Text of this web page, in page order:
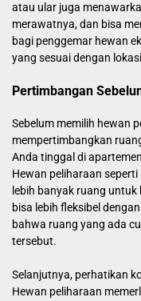
atau ular juga
merawatnya, dan bisa
bagi penggemar hewan
yang sesuai dengan
Pertimbangan
Sebelum memilih hewan
mempertimbangkan
Anda tinggal di
Hewan peliharaan
lebih banyak ruang
bisa lebih fleksibel
bahwa ruang yang ada
tersebut.
Selanjutnya, perhatikan
Hewan peliharaan